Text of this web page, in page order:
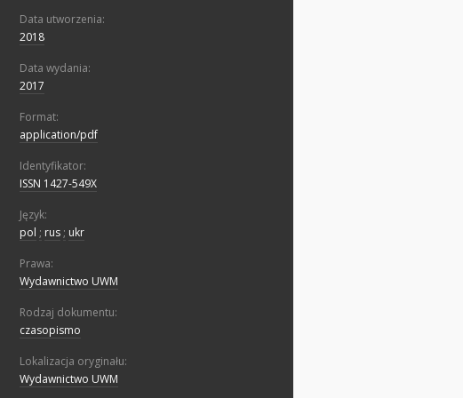
Data utworzenia:
2018
Data wydania:
2017
Format:
application/pdf
Identyfikator:
ISSN 1427-549X
Język:
pol ; rus ; ukr
Prawa:
Wydawnictwo UWM
Rodzaj dokumentu:
czasopismo
Lokalizacja oryginału:
Wydawnictwo UWM